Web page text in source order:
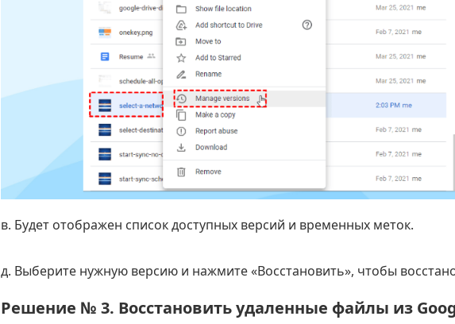
в. Будет отображен список доступных версий и временных меток.
д. Выберите нужную версию и нажмите «Восстановить», чтобы
Решение № 3. Восстановить удаленные файлы из